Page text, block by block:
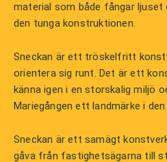
material som både fångar
den tunga konstruktionen.
Sneckan är ett tröskelfritt
orientera sig runt. Det är ett
känna igen i en storskalig miljö
Mariegången ett landmärke i den
Sneckan är ett samägt
gåva från fastighetsägarna till